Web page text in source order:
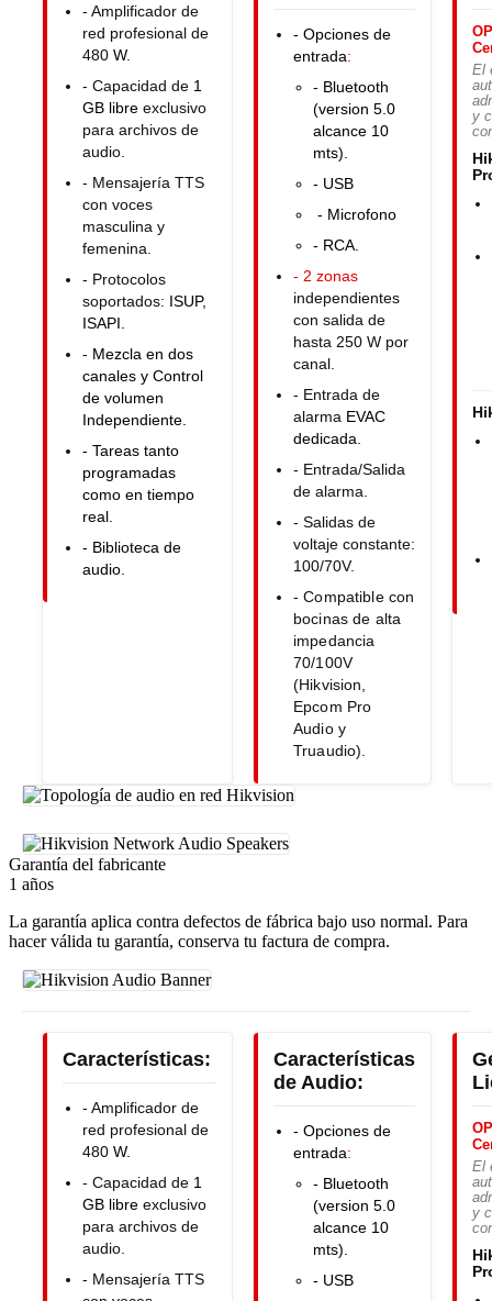
- Amplificador de
red profesional de
480 W.
- Capacidad de 1
GB libre exclusivo
para archivos de
audio.
- Mensajería TTS
con voces
masculina y
femenina.
- Protocolos
soportados: ISUP,
ISAPI.
- Mezcla en dos
canales y Control
de volumen
Independiente.
- Tareas tanto
programadas
como en tiempo
real.
- Biblioteca de
audio.
- Opciones de
entrada:
- Bluetooth
(version 5.0
alcance 10
mts).
- USB
- Microfono
- RCA.
- 2 zonas
independientes
con salida de
hasta 250 W por
canal.
- Entrada de
alarma EVAC
dedicada.
- Entrada/Salida
de alarma.
- Salidas de
voltaje constante:
100/70V.
- Compatible con
bocinas de alta
impedancia
70/100V
(Hikvision,
Epcom Pro
Audio y
Truaudio).
El
y
Garantía del fabricante
1 años
La garantía aplica contra defectos de fábrica bajo uso normal. Para
hacer válida tu garantía, conserva tu factura de compra.
Características:
- Amplificador de
red profesional de
480 W.
- Capacidad de 1
GB libre exclusivo
para archivos de
audio.
- Mensajería TTS
Características
de Audio:
- Opciones de
entrada:
- Bluetooth
(version 5.0
alcance 10
mts).
- USB
El
y